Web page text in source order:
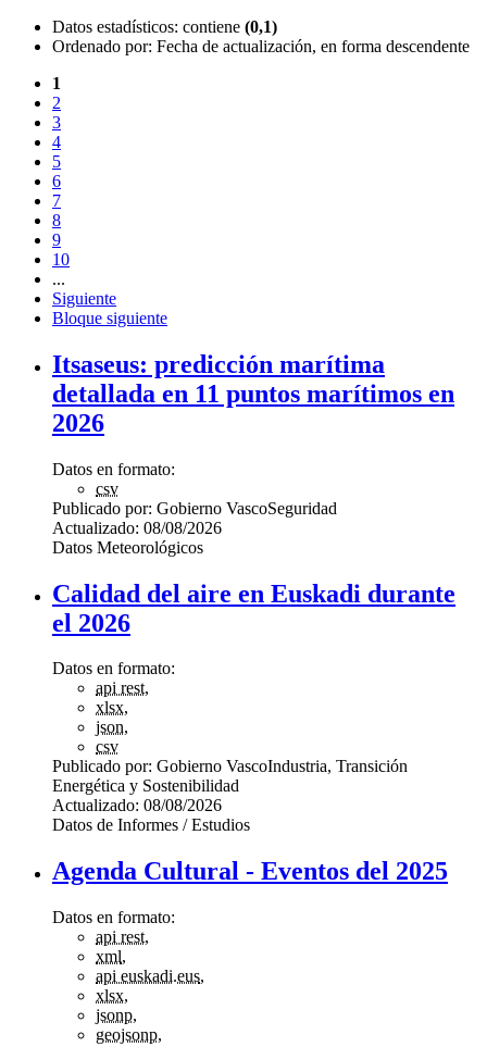
Datos estadísticos: contiene (0,1)
Ordenado por: Fecha de actualización, en forma descendente
1
2
3
4
5
6
7
8
9
10
...
Siguiente
Bloque siguiente
Itsaseus: predicción marítima
detallada en 11 puntos marítimos en
2026
Datos en formato:
csv
Publicado por: Gobierno VascoSeguridad
Actualizado: 08/08/2026
Datos Meteorológicos
Calidad del aire en Euskadi durante
el 2026
Datos en formato:
api rest,
xlsx,
json,
csv
Publicado por: Gobierno VascoIndustria, Transición
Energética y Sostenibilidad
Actualizado: 08/08/2026
Datos de Informes / Estudios
Agenda Cultural - Eventos del 2025
Datos en formato:
api rest,
xml,
api euskadi.eus,
xlsx,
jsonp,
geojsonp,